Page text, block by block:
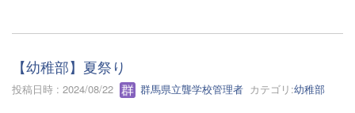
【幼稚部】夏祭り
投稿日時 : 2024/08/22 群馬県立聾学校管理者 カテゴリ:幼稚部